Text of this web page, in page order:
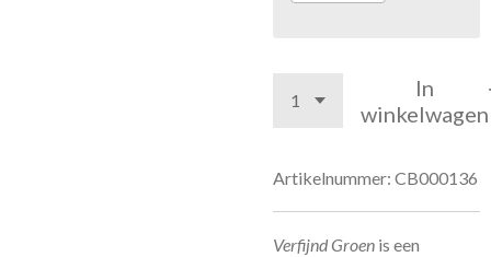
In
winkelwagen
Artikelnummer: CB000136
Verfijnd Groen is een